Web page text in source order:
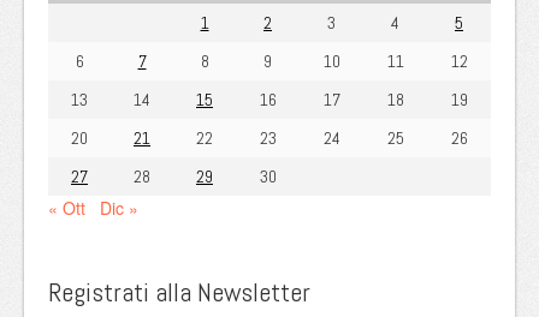
1
2 3 4
5
6
7 8 9 10 11
12
13
14 15 16 17 18
19
20
21 22 23 24 25
26
27
28 29 30
« Ott Dic »
Registrati alla Newsletter